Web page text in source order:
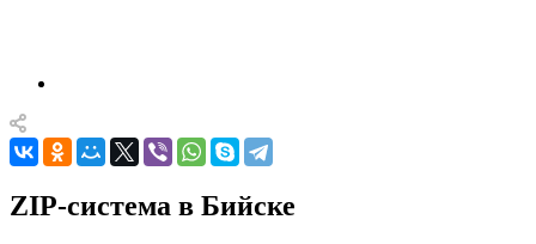
ZIP-система в Бийске